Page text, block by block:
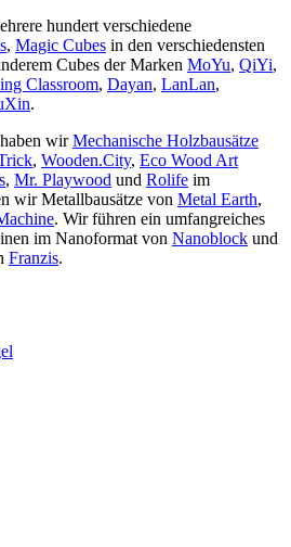
hundert verschiedene
, Magic Cubes in den verschiedensten
Cubes der Marken MoYu, QiYi,
Classroom, Dayan, LanLan,
.
wirMechanische Holzbausätze
, Wooden.City, Eco Wood Art
, Mr. Playwood und Rolife im
wir Metallbausätze von Metal Earth,
. Wir führen ein umfangreiches
im Nanoformat von Nanoblock und
Franzis.